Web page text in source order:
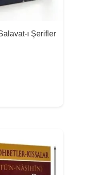
ı Şerifler